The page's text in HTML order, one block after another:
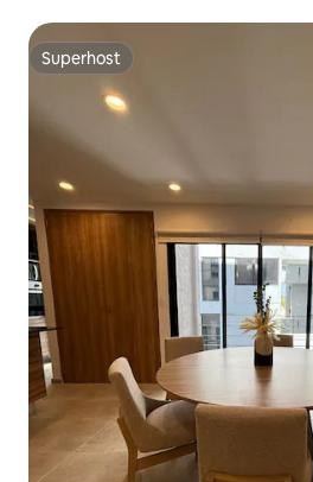
Superhost
Superhost